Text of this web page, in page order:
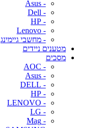
- Asus
- Dell
- HP
- Lenovo
- מחשבי גיימינג
מטענים ניידים
מסכים
- AOC
- Asus
- DELL
- HP
- LENOVO
- LG
- Mag